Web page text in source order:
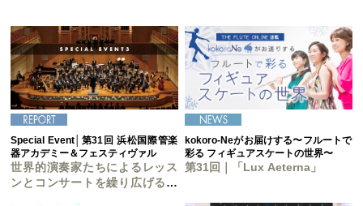
Special Event│第31回 浜松国際管楽
器アカデミー＆フェスティヴァル
世界的演奏家たちによるレッス
ンとコンサートを繰り広げる管
kokoro-Neがお届けする〜フルートで
彩る フィギュアスケートの世界〜
第31回｜「Lux Aeterna」